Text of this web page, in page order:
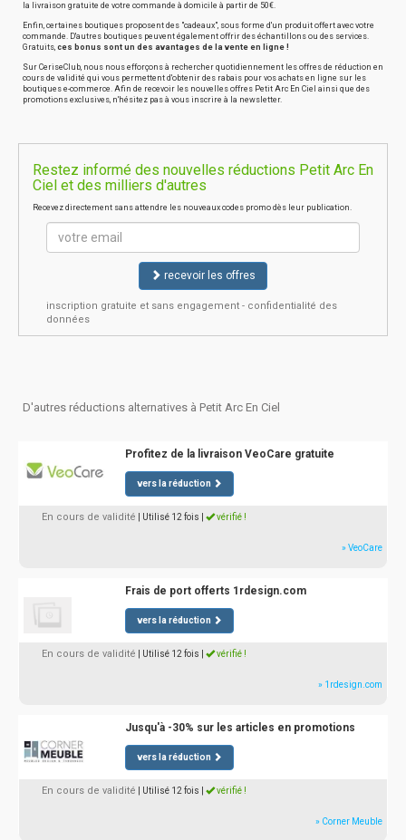
la livraison gratuite de votre commande à domicile à partir de 50€.
Enfin, certaines boutiques proposent des "cadeaux", sous forme d'un produit offert avec votre
commande. D'autres boutiques peuvent également offrir des échantillons ou des services.
Gratuits, ces bonus sont un des avantages de la vente en ligne !
Sur CeriseClub, nous nous efforçons à rechercher quotidiennement les offres de réduction en
cours de validité qui vous permettent d'obtenir des rabais pour vos achats en ligne sur les
boutiques e-commerce. Afin de recevoir les nouvelles offres Petit Arc En Ciel ainsi que des
promotions exclusives, n'hésitez pas à vous inscrire à la newsletter.
Restez informé des nouvelles réductions Petit Arc En
Ciel et des milliers d'autres
Recevez directement sans attendre les nouveaux codes promo dès leur publication.
recevoir les offres
inscription gratuite et sans engagement - confidentialité des
données
D'autres réductions alternatives à Petit Arc En Ciel
Profitez de la livraison VeoCare gratuite
vers la réduction
En cours de validité | Utilisé 12 fois vérifié !
» VeoCare
Frais de port offerts 1rdesign.com
vers la réduction
En cours de validité | Utilisé 12 fois vérifié !
» 1rdesign.com
Jusqu'à -30% sur les articles en promotions
vers la réduction
En cours de validité | Utilisé 12 fois vérifié !
» Corner Meuble